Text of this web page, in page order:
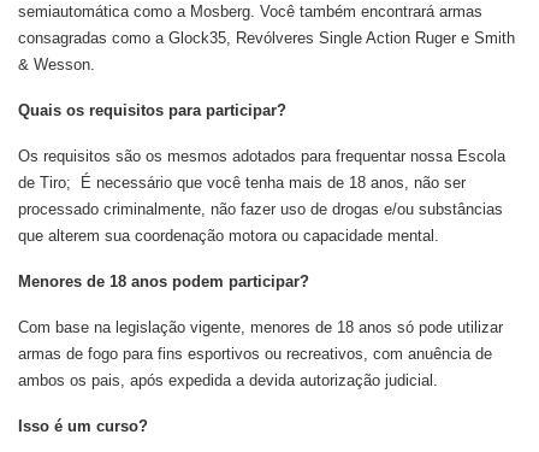
semiautomática como a Mosberg. Você também encontrará armas
consagradas como a Glock35, Revólveres Single Action Ruger e Smith
& Wesson.
Quais os requisitos para participar?
Os requisitos são os mesmos adotados para frequentar nossa Escola
de Tiro; É necessário que você tenha mais de 18 anos, não ser
processado criminalmente, não fazer uso de drogas e/ou substâncias
que alterem sua coordenação motora ou capacidade mental.
Menores de 18 anos podem participar?
Com base na legislação vigente, menores de 18 anos só pode utilizar
armas de fogo para fins esportivos ou recreativos, com anuência de
ambos os pais, após expedida a devida autorização judicial.
Isso é um curso?